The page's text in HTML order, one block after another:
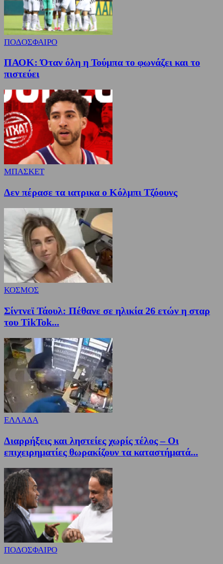
ΠΟΔΟΣΦΑΙΡΟ
ΠΑΟΚ: Όταν όλη η Τούμπα το φωνάζει και το
πιστεύει
ΜΠΑΣΚΕΤ
Δεν πέρασε τα ιατρικα ο Κόλμπι Τζόουνς
ΚΟΣΜΟΣ
Σίντνεϊ Τάουλ: Πέθανε σε ηλικία 26 ετών η σταρ
του TikTok...
ΕΛΛΑΔΑ
Διαρρήξεις και ληστείες χωρίς τέλος – Οι
επιχειρηματίες θωρακίζουν τα καταστήματά...
ΠΟΔΟΣΦΑΙΡΟ